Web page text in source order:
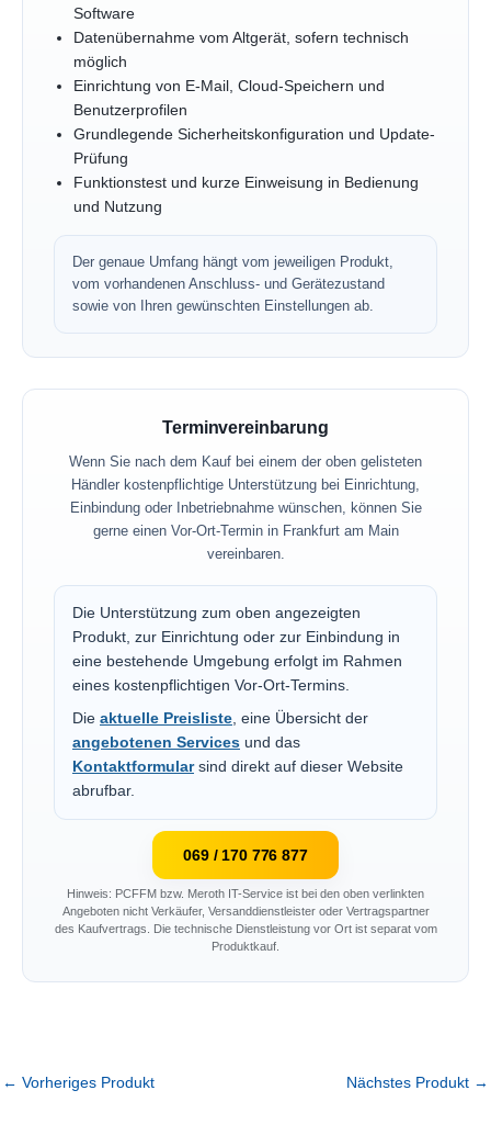
Software
Datenübernahme vom Altgerät, sofern technisch
möglich
Einrichtung von E-Mail, Cloud-Speichern und
Benutzerprofilen
Grundlegende Sicherheitskonfiguration und Update-
Prüfung
Funktionstest und kurze Einweisung in Bedienung
und Nutzung
Der genaue Umfang hängt vom jeweiligen Produkt,
vom vorhandenen Anschluss- und Gerätezustand
sowie von Ihren gewünschten Einstellungen ab.
Terminvereinbarung
Wenn Sie nach dem Kauf bei einem der oben gelisteten
Händler kostenpflichtige Unterstützung bei Einrichtung,
Einbindung oder Inbetriebnahme wünschen, können Sie
gerne einen Vor-Ort-Termin in Frankfurt am Main
vereinbaren.
Die Unterstützung zum oben angezeigten
Produkt, zur Einrichtung oder zur Einbindung in
eine bestehende Umgebung erfolgt im Rahmen
eines kostenpflichtigen Vor-Ort-Termins.
Die aktuelle Preisliste, eine Übersicht der
angebotenen Services und das
Kontaktformularsind direkt auf dieser Website
abrufbar.
069 / 170 776 877
Hinweis: PCFFM bzw. Meroth IT-Service ist bei den oben verlinkten
Angeboten nicht Verkäufer, Versanddienstleister oder Vertragspartner
des Kaufvertrags. Die technische Dienstleistung vor Ort ist separat vom
Produktkauf.
← Vorheriges Produkt Nächstes Produkt →